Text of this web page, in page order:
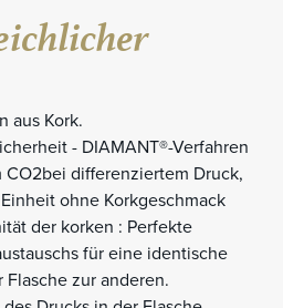
aus Kork.
- DIAMANT®-Verfahren
differenziertem Druck,
ohne Korkgeschmack
der korken : Perfekte
für eine identische
zur anderen.